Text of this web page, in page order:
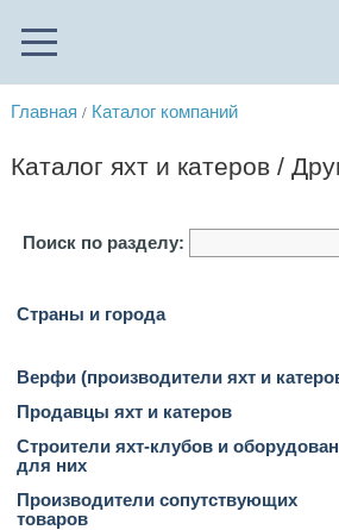
Главная / Каталог компаний
Каталог яхт и катеров /
Поиск по разделу:
Страны и города
Верфи (производители яхт и
Продавцы яхт и катеров
Строители яхт-клубов и
для них
Производители сопутствующих
товаров